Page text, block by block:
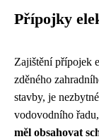
Přípojky
Zajištění přípojek
zděného
stavby, je
vodovodního
měl obsahovat